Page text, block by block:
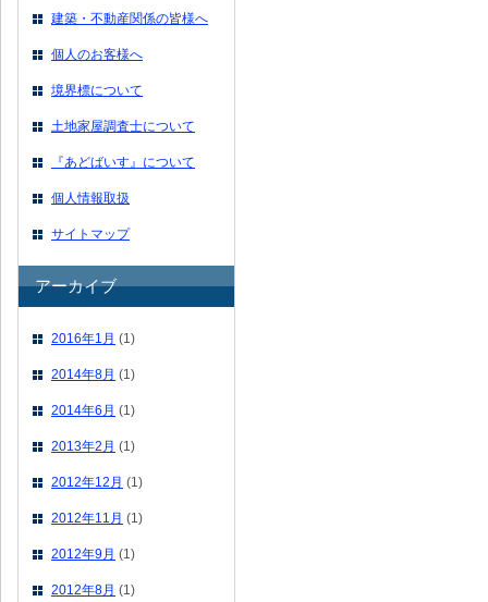
建築・不動産関係の皆様へ
個人のお客様へ
境界標について
土地家屋調査士について
『あどばいす』について
個人情報取扱
サイトマップ
アーカイブ
2016年1月 (1)
2014年8月 (1)
2014年6月 (1)
2013年2月 (1)
2012年12月 (1)
2012年11月 (1)
2012年9月 (1)
2012年8月 (1)